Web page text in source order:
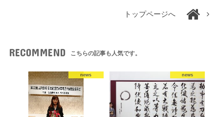
トップページへ
RECOMMEND こちらの記事も人気です。
news news